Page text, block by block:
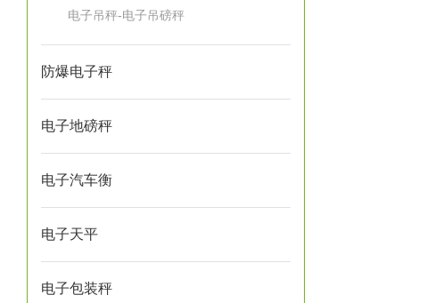
电子吊秤-电子吊磅秤
防爆电子秤
电子地磅秤
电子汽车衡
电子天平
电子包装秤